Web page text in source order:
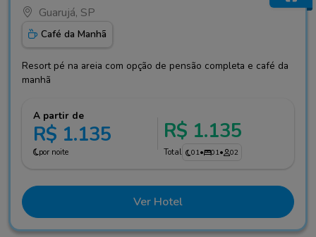
Guarujá, SP
Café da Manhã
Resort pé na areia com opção de pensão completa e café da
manhã
A partir de
R$ 1.135
por noite
R$ 1.135
Total 01• 01• 02
Ver Hotel